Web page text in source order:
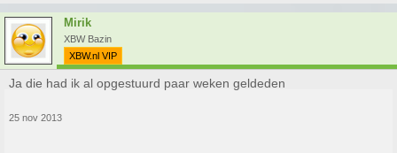
Mirik
XBW Bazin
XBW.nl VIP
Ja die had ik al opgestuurd paar weken geldeden
25 nov 2013